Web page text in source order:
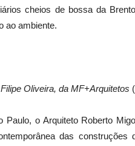
cheios de bossa da
ao ambiente.
Oliveira, da MF+Arquitetos
o Arquiteto Roberto
das